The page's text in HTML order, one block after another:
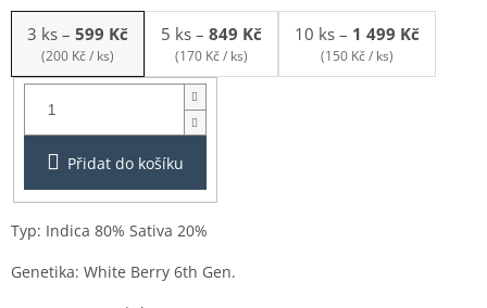
3 ks – 599 Kč
(200 Kč / ks)
5 ks – 849 Kč
(170 Kč / ks)
10 ks – 1 499 Kč
(150 Kč / ks)
Balení:
Přidat do košíku
Typ: Indica 80% Sativa 20%
Genetika: White Berry 6th Gen.